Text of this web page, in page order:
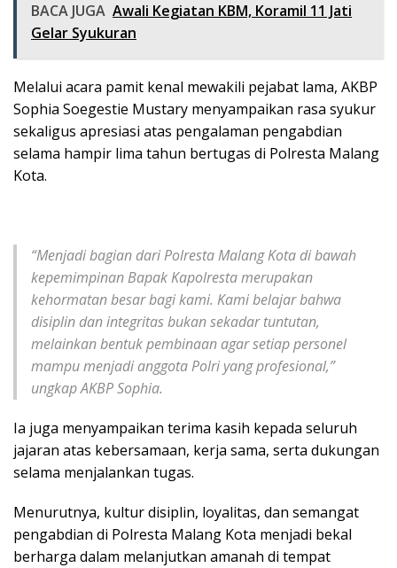
BACA JUGA Awali Kegiatan KBM, Koramil 11 Jati
Gelar Syukuran
Melalui acara pamit kenal mewakili pejabat lama, AKBP
Sophia Soegestie Mustary menyampaikan rasa syukur
sekaligus apresiasi atas pengalaman pengabdian
selama hampir lima tahun bertugas di Polresta Malang
Kota.
“Menjadi bagian dari Polresta Malang Kota di bawah
kepemimpinan Bapak Kapolresta merupakan
kehormatan besar bagi kami. Kami belajar bahwa
disiplin dan integritas bukan sekadar tuntutan,
melainkan bentuk pembinaan agar setiap personel
mampu menjadi anggota Polri yang profesional,”
ungkap AKBP Sophia.
Ia juga menyampaikan terima kasih kepada seluruh
jajaran atas kebersamaan, kerja sama, serta dukungan
selama menjalankan tugas.
Menurutnya, kultur disiplin, loyalitas, dan semangat
pengabdian di Polresta Malang Kota menjadi bekal
berharga dalam melanjutkan amanah di tempat